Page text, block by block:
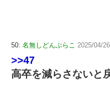
50: 名無しどんぶらこ 2025/04/
>>47
高卒を減らさないと